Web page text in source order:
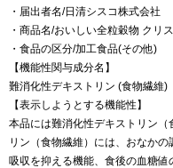
・届出者名/日清シスコ株式会社
・商品名/おいしい全粒穀物 クリ
・食品の区分/加工食品(その他)
【機能性関与成分名】
難消化性デキストリン (食物繊維)
【表示しようとする機能性】
本品には難消化性デキストリン（
リン（食物繊維）には、おなか
吸収を抑える機能、食後の血糖値